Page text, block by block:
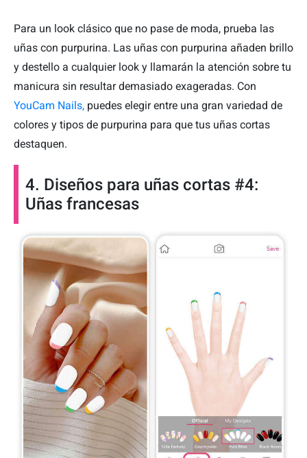
Para un look clásico que no pase de moda, prueba las
uñas con purpurina. Las uñas con purpurina añaden brillo
y destello a cualquier look y llamarán la atención sobre tu
manicura sin resultar demasiado exageradas. Con
YouCam Nails, puedes elegir entre una gran variedad de
colores y tipos de purpurina para que tus uñas cortas
destaquen.
4. Diseños para uñas cortas #4:
Uñas francesas